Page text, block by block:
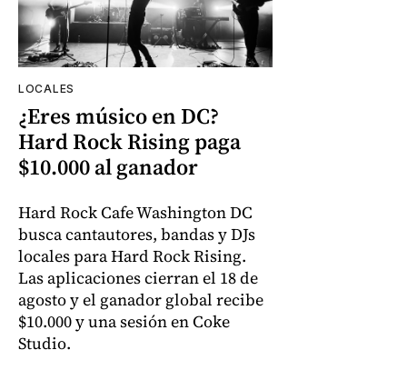
LOCALES
¿Eres músico en DC?
Hard Rock Rising paga
$10.000 al ganador
Hard Rock Cafe Washington DC
busca cantautores, bandas y DJs
locales para Hard Rock Rising.
Las aplicaciones cierran el 18 de
agosto y el ganador global recibe
$10.000 y una sesión en Coke
Studio.